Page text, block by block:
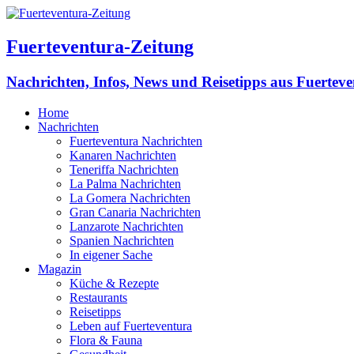
Fuerteventura-Zeitung
Nachrichten, Infos, News und Reisetipps aus
Home
Nachrichten
Fuerteventura Nachrichten
Kanaren Nachrichten
Teneriffa Nachrichten
La Palma Nachrichten
La Gomera Nachrichten
Gran Canaria Nachrichten
Lanzarote Nachrichten
Spanien Nachrichten
In eigener Sache
Magazin
Küche & Rezepte
Restaurants
Reisetipps
Leben auf Fuerteventura
Flora & Fauna